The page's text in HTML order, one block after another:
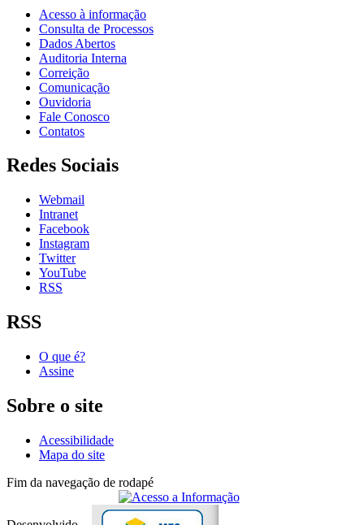
Acesso à informação
Consulta de Processos
Dados Abertos
Auditoria Interna
Correição
Comunicação
Ouvidoria
Fale Conosco
Contatos
Redes Sociais
Webmail
Intranet
Facebook
Instagram
Twitter
YouTube
RSS
RSS
O que é?
Assine
Sobre o site
Acessibilidade
Mapa do site
Fim da navegação de rodapé